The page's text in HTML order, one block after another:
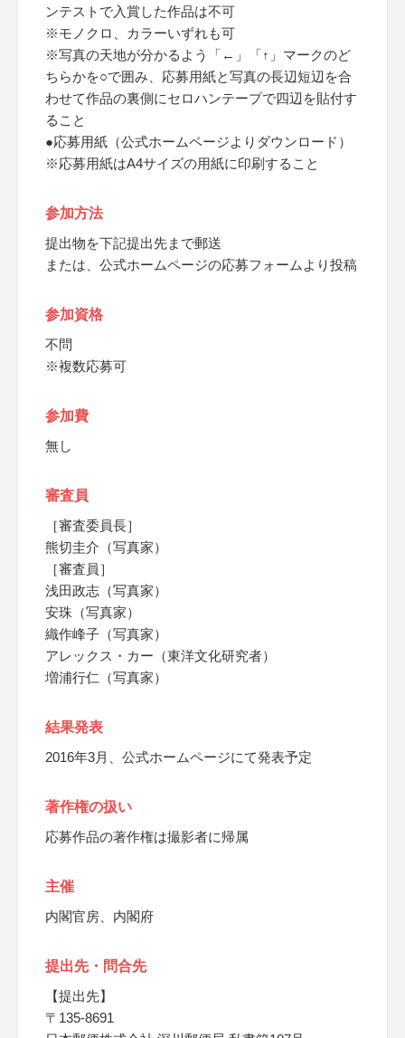
ンテストで入賞した作品は不可
※モノクロ、カラーいずれも可
※写真の天地が分かるよう「←」「↑」マークのど
ちらかを○で囲み、応募用紙と写真の長辺短辺を合
わせて作品の裏側にセロハンテープで四辺を貼付す
ること
●応募用紙（公式ホームページよりダウンロード）
※応募用紙はA4サイズの用紙に印刷すること
参加方法
提出物を下記提出先まで郵送
または、公式ホームページの応募フォームより投稿
参加資格
不問
※複数応募可
参加費
無し
審査員
［審査委員長］
熊切圭介（写真家）
［審査員］
浅田政志（写真家）
安珠（写真家）
織作峰子（写真家）
アレックス・カー（東洋文化研究者）
増浦行仁（写真家）
結果発表
2016年3月、公式ホームページにて発表予定
著作権の扱い
応募作品の著作権は撮影者に帰属
主催
内閣官房、内閣府
提出先・問合先
【提出先】
〒135-8691